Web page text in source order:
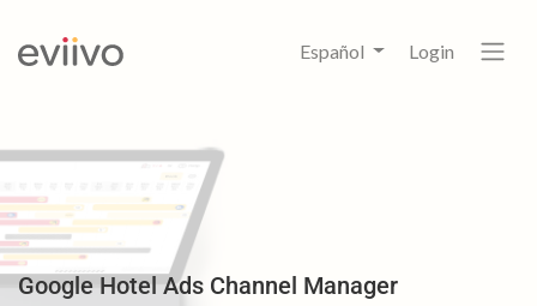
Español Login
Google Hotel Ads Channel Manager